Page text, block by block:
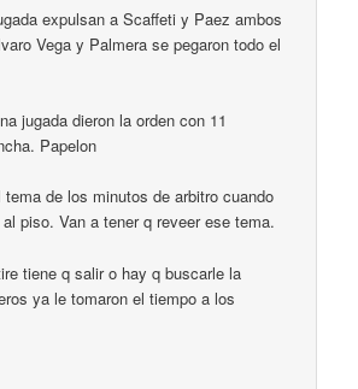
expulsan a Scaffeti y Paez ambos
Vega y Palmera se pegaron todo el
jugada dieron la orden con 11
Papelon
tema de los minutos de arbitro cuando
piso. Van a tener q reveer ese tema.
tiene q salir o hay q buscarle la
ya le tomaron el tiempo a los